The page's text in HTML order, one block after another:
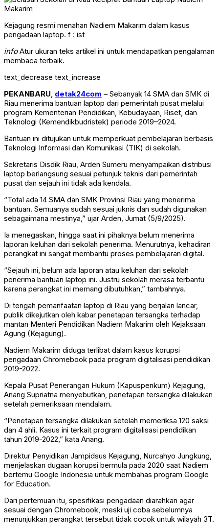
Kejagung resmi menahan Nadiem Makarim dalam kasus
pengadaan laptop. f : ist
infoAtur ukuran teks artikel ini untuk mendapatkan pengalaman
membaca terbaik.
text_decrease text_increase
PEKANBARU, detak24com – Sebanyak 14 SMA dan SMK di
Riau menerima bantuan laptop dari pemerintah pusat melalui
program Kementerian Pendidikan, Kebudayaan, Riset, dan
Teknologi (Kemendikbudristek) periode 2019–2024.
Bantuan ini ditujukan untuk memperkuat pembelajaran berbasis
Teknologi Informasi dan Komunikasi (TIK) di sekolah.
Sekretaris Disdik Riau, Arden Sumeru menyampaikan distribusi
laptop berlangsung sesuai petunjuk teknis dari pemerintah
pusat dan sejauh ini tidak ada kendala.
“Total ada 14 SMA dan SMK Provinsi Riau yang menerima
bantuan. Semuanya sudah sesuai juknis dan sudah digunakan
sebagaimana mestinya,” ujar Arden, Jumat (5/9/2025).
Ia menegaskan, hingga saat ini pihaknya belum menerima
laporan keluhan dari sekolah penerima. Menurutnya, kehadiran
perangkat ini sangat membantu proses pembelajaran digital.
“Sejauh ini, belum ada laporan atau keluhan dari sekolah
penerima bantuan laptop ini. Justru sekolah merasa terbantu
karena perangkat ini memang dibutuhkan,” tambahnya.
Di tengah pemanfaatan laptop di Riau yang berjalan lancar,
publik dikejutkan oleh kabar penetapan tersangka terhadap
mantan Menteri Pendidikan Nadiem Makarim oleh Kejaksaan
Agung (Kejagung).
Nadiem Makarim diduga terlibat dalam kasus korupsi
pengadaan Chromebook pada program digitalisasi pendidikan
2019-2022.
Kepala Pusat Penerangan Hukum (Kapuspenkum) Kejagung,
Anang Supriatna menyebutkan, penetapan tersangka dilakukan
setelah pemeriksaan mendalam.
“Penetapan tersangka dilakukan setelah memeriksa 120 saksi
dan 4 ahli. Kasus ini terkait program digitalisasi pendidikan
tahun 2019-2022,” kata Anang.
Direktur Penyidikan Jampidsus Kejagung, Nurcahyo Jungkung,
menjelaskan dugaan korupsi bermula pada 2020 saat Nadiem
bertemu Google Indonesia untuk membahas program Google
for Education.
Dari pertemuan itu, spesifikasi pengadaan diarahkan agar
sesuai dengan Chromebook, meski uji coba sebelumnya
menunjukkan perangkat tersebut tidak cocok untuk wilayah 3T.